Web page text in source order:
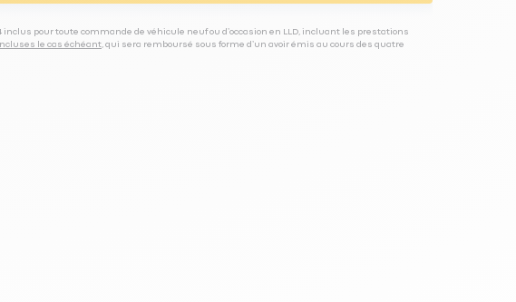
inclus pour toute commande de véhicule neuf ou d’occasion en LLD, incluant les prestations
le cas échéant, qui sera remboursé sous forme d’un avoir émis au cours des quatre